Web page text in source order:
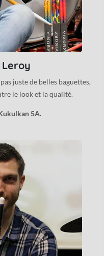
Leroy
juste de belles baguettes,
le look et la qualité.
5A.